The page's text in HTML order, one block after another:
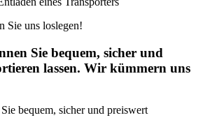
Sie uns loslegen!
Sie bequem, sicher und
lassen. Wir kümmern uns
bequem, sicher und preiswert